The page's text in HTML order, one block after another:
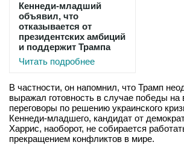
Кеннеди-младший
объявил, что
отказывается от
президентских амбиций
и поддержит Трампа
Читать подробнее
В частности, он напомнил, что Трамп
выражал готовность в случае победы на
переговоры по решению украинского
Кеннеди-младшего, кандидат от
Харрис, наоборот, не собирается
прекращением конфликтов в мире.